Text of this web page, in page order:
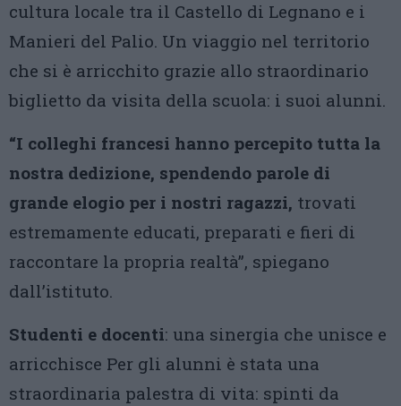
cultura locale tra il Castello di Legnano e i
Manieri del Palio. Un viaggio nel territorio
che si è arricchito grazie allo straordinario
biglietto da visita della scuola: i suoi alunni.
“I colleghi francesi hanno percepito tutta la
nostra dedizione, spendendo parole di
grande elogio per i nostri ragazzi, trovati
estremamente educati, preparati e fieri di
raccontare la propria realtà”, spiegano
dall’istituto.
Studenti e docenti: una sinergia che unisce e
arricchisce Per gli alunni è stata una
straordinaria palestra di vita: spinti da